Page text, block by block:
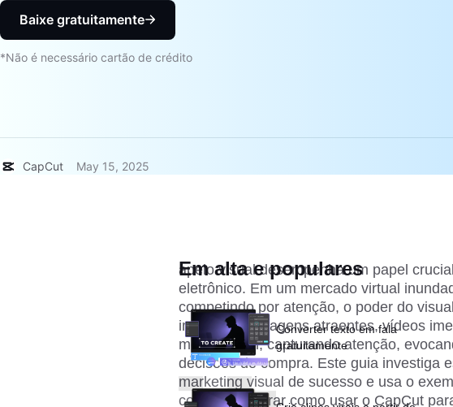
Baixe gratuitamente
*Não é necessário cartão de crédito
CapCut May 15, 2025
apelo visual desempenha um papel
eletrônico. Em um mercado virtual
competindo por atenção, o poder do
impacto de imagens atraentes, vídeos
monumental, capturando atenção,
decisões de compra. Este guia investiga
marketing visual de sucesso e usa o
cor para mostrar como usar o CapCut
Em alta e populares
Converter texto em fala
gratuitamente